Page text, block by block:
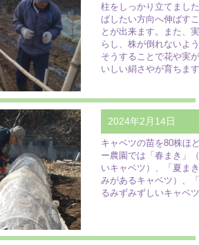
柱をしっかり立てまし
ばしたい方向へ伸ばす
とが出来ます。また、
らし、株が倒れないよ
そうすることで花や実
いしい絹さやが育ちま
2024年2月14日
キャベツの苗を80株ほ
ー農園では「春まき」
いキャベツ）、「夏ま
みがあるキャベツ）、
るみずみずしいキャベ